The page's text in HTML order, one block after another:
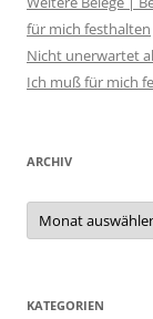
für mich festhalten
Nicht unerwartet
Ich muß für mich
ARCHIV
Archiv
KATEGORIEN